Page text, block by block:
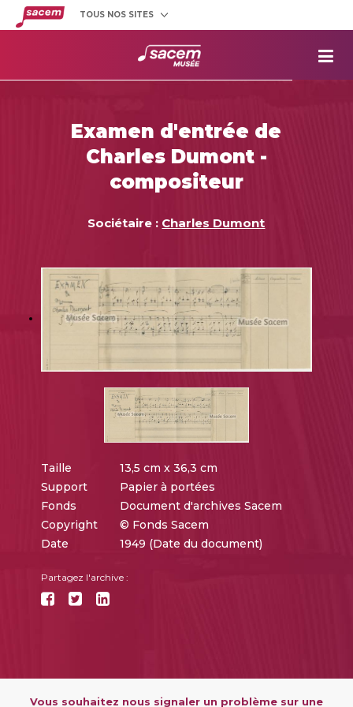
TOUS NOS SITES
Examen d'entrée de
Charles Dumont -
compositeur
Sociétaire : Charles Dumont
Taille
13,5 cm x 36,3 cm
Support
Papier à portées
Fonds
Document d'archives Sacem
Copyright
© Fonds Sacem
Date
1949 (Date du document)
Partagez l'archive :
Vous souhaitez nous signaler un problème sur une